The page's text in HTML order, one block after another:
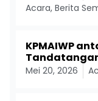
Acara, Berita
KPMAIWP
Mei 20, 2026